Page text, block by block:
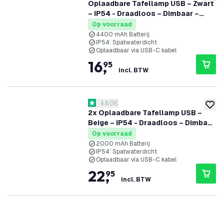
Oplaadbare Tafellamp USB – Zwart
– IP54 - Draadloos – Dimbaar –
CCT – 4400 mAh Batterij - Nyra
Op voorraad
4400 mAh Batterij
IP54: Spatwaterdicht
Oplaadbaar via USB-C kabel
16,
95
incl. BTW
2x Oplaadbare Tafellamp USB –
Beige – IP54 - Draadloos – Dimbaar
– CCT – 2000 mAh Batterij - Vita
reviews drawer openen
4.6 score sterren
4.6 [9]
Op voorraad
2000 mAh Batterij
IP54: Spatwaterdicht
Oplaadbaar via USB-C kabel
22,
95
incl. BTW